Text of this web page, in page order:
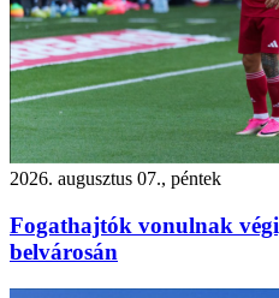
2026. augusztus 07., péntek
Fogathajtók vonulnak
belvárosán